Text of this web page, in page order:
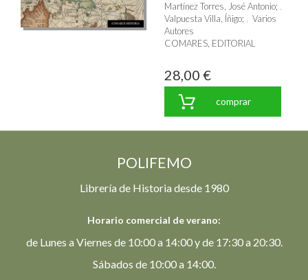
Martínez Torres, José Antonio;
Valpuesta Villa, Íñigo;
Varios
Autores
COMARES, EDITORIAL
28,00 €
comprar
POLIFEMO
Librería de Historia desde 1980
Horario comercial de verano:
de Lunes a Viernes de 10:00 a 14:00 y de 17:30 a 20:30.
Sábados de 10:00 a 14:00.